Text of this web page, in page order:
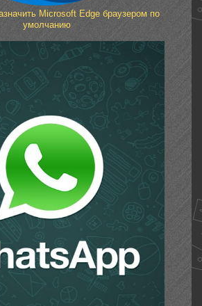
Microsoft Edge браузером по
умолчанию